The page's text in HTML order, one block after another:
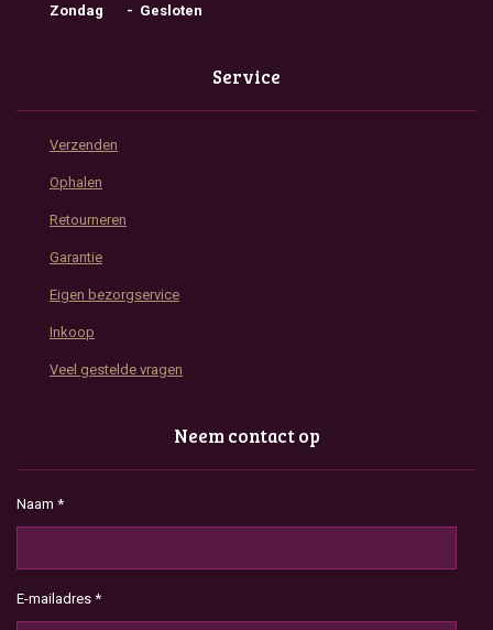
Zondag - Gesloten
Service
Verzenden
Ophalen
Retourneren
Garantie
Eigen bezorgservice
Inkoop
Veel gestelde vragen
Neem contact op
Naam *
E-mailadres *